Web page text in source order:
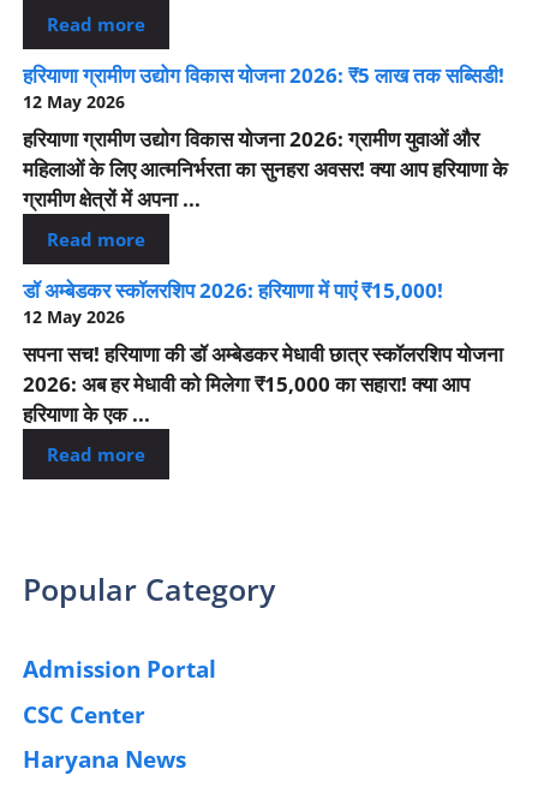
Read more
हरियाणा ग्रामीण उद्योग विकास योजना 2026: ₹5 लाख तक सब्सिडी!
12 May 2026
हरियाणा ग्रामीण उद्योग विकास योजना 2026: ग्रामीण युवाओं और
महिलाओं के लिए आत्मनिर्भरता का सुनहरा अवसर! क्या आप हरियाणा के
ग्रामीण क्षेत्रों में अपना ...
Read more
डॉ अम्बेडकर स्कॉलरशिप 2026: हरियाणा में पाएं ₹15,000!
12 May 2026
सपना सच! हरियाणा की डॉ अम्बेडकर मेधावी छात्र स्कॉलरशिप योजना
2026: अब हर मेधावी को मिलेगा ₹15,000 का सहारा! क्या आप
हरियाणा के एक ...
Read more
Popular Category
Admission Portal
CSC Center
Haryana News